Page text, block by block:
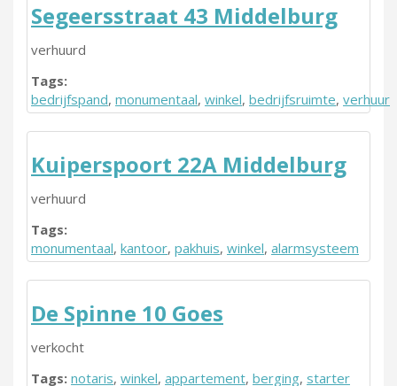
Segeersstraat 43 Middelburg
verhuurd
Tags:
bedrijfspand, monumentaal, winkel, bedrijfsruimte, verhuur
Kuiperspoort 22A Middelburg
verhuurd
Tags:
monumentaal, kantoor, pakhuis, winkel, alarmsysteem
De Spinne 10 Goes
verkocht
Tags: notaris, winkel, appartement, berging, starter